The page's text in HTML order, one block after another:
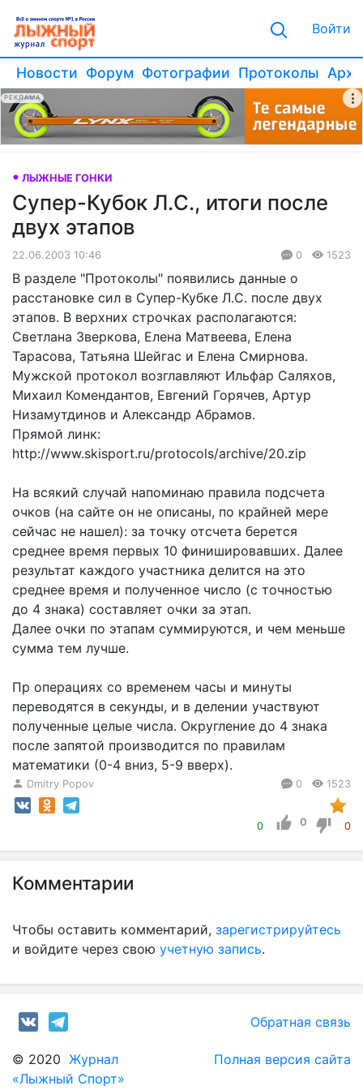
Войти
Новости Форум Фотографии Протоколы
РЕКЛАМА
ЛЫЖНЫЕ ГОНКИ
Супер-Кубок Л.С., итоги после
двух этапов
22.06.2003 10:46 0 1523
В разделе "Протоколы" появились данные о
расстановке сил в Супер-Кубке Л.С. после двух
этапов. В верхних строчках располагаются:
Светлана Зверкова, Елена Матвеева, Елена
Тарасова, Татьяна Шейгас и Елена Смирнова.
Мужской протокол возглавляют Ильфар Саляхов,
Михаил Комендантов, Евгений Горячев, Артур
Низамутдинов и Александр Абрамов.
Прямой линк:
http://www.skisport.ru/protocols/archive/20.zip
На всякий случай напоминаю правила подсчета
очков (на сайте он не описаны, по крайней мере
сейчас не нашел): за точку отсчета берется
среднее время первых 10 финишировавших. Далее
результат каждого участника делится на это
среднее время и полученное число (с точностью
до 4 знака) составляет очки за этап.
Далее очки по этапам суммируются, и чем меньше
сумма тем лучше.
Пр операциях со временем часы и минуты
переводятся в секунды, и в делении участвуют
полученные целые числа. Округление до 4 знака
после запятой производится по правилам
математики (0-4 вниз, 5-9 вверх).
Dmitry Popov 0 1523
0 0 0
Комментарии
Чтобы оставить комментарий, зарегистрируйтесь
и войдите через свою учетную запись.
Обратная связь
© 2020 Журнал
«Лыжный Спорт»
Полная версия сайта